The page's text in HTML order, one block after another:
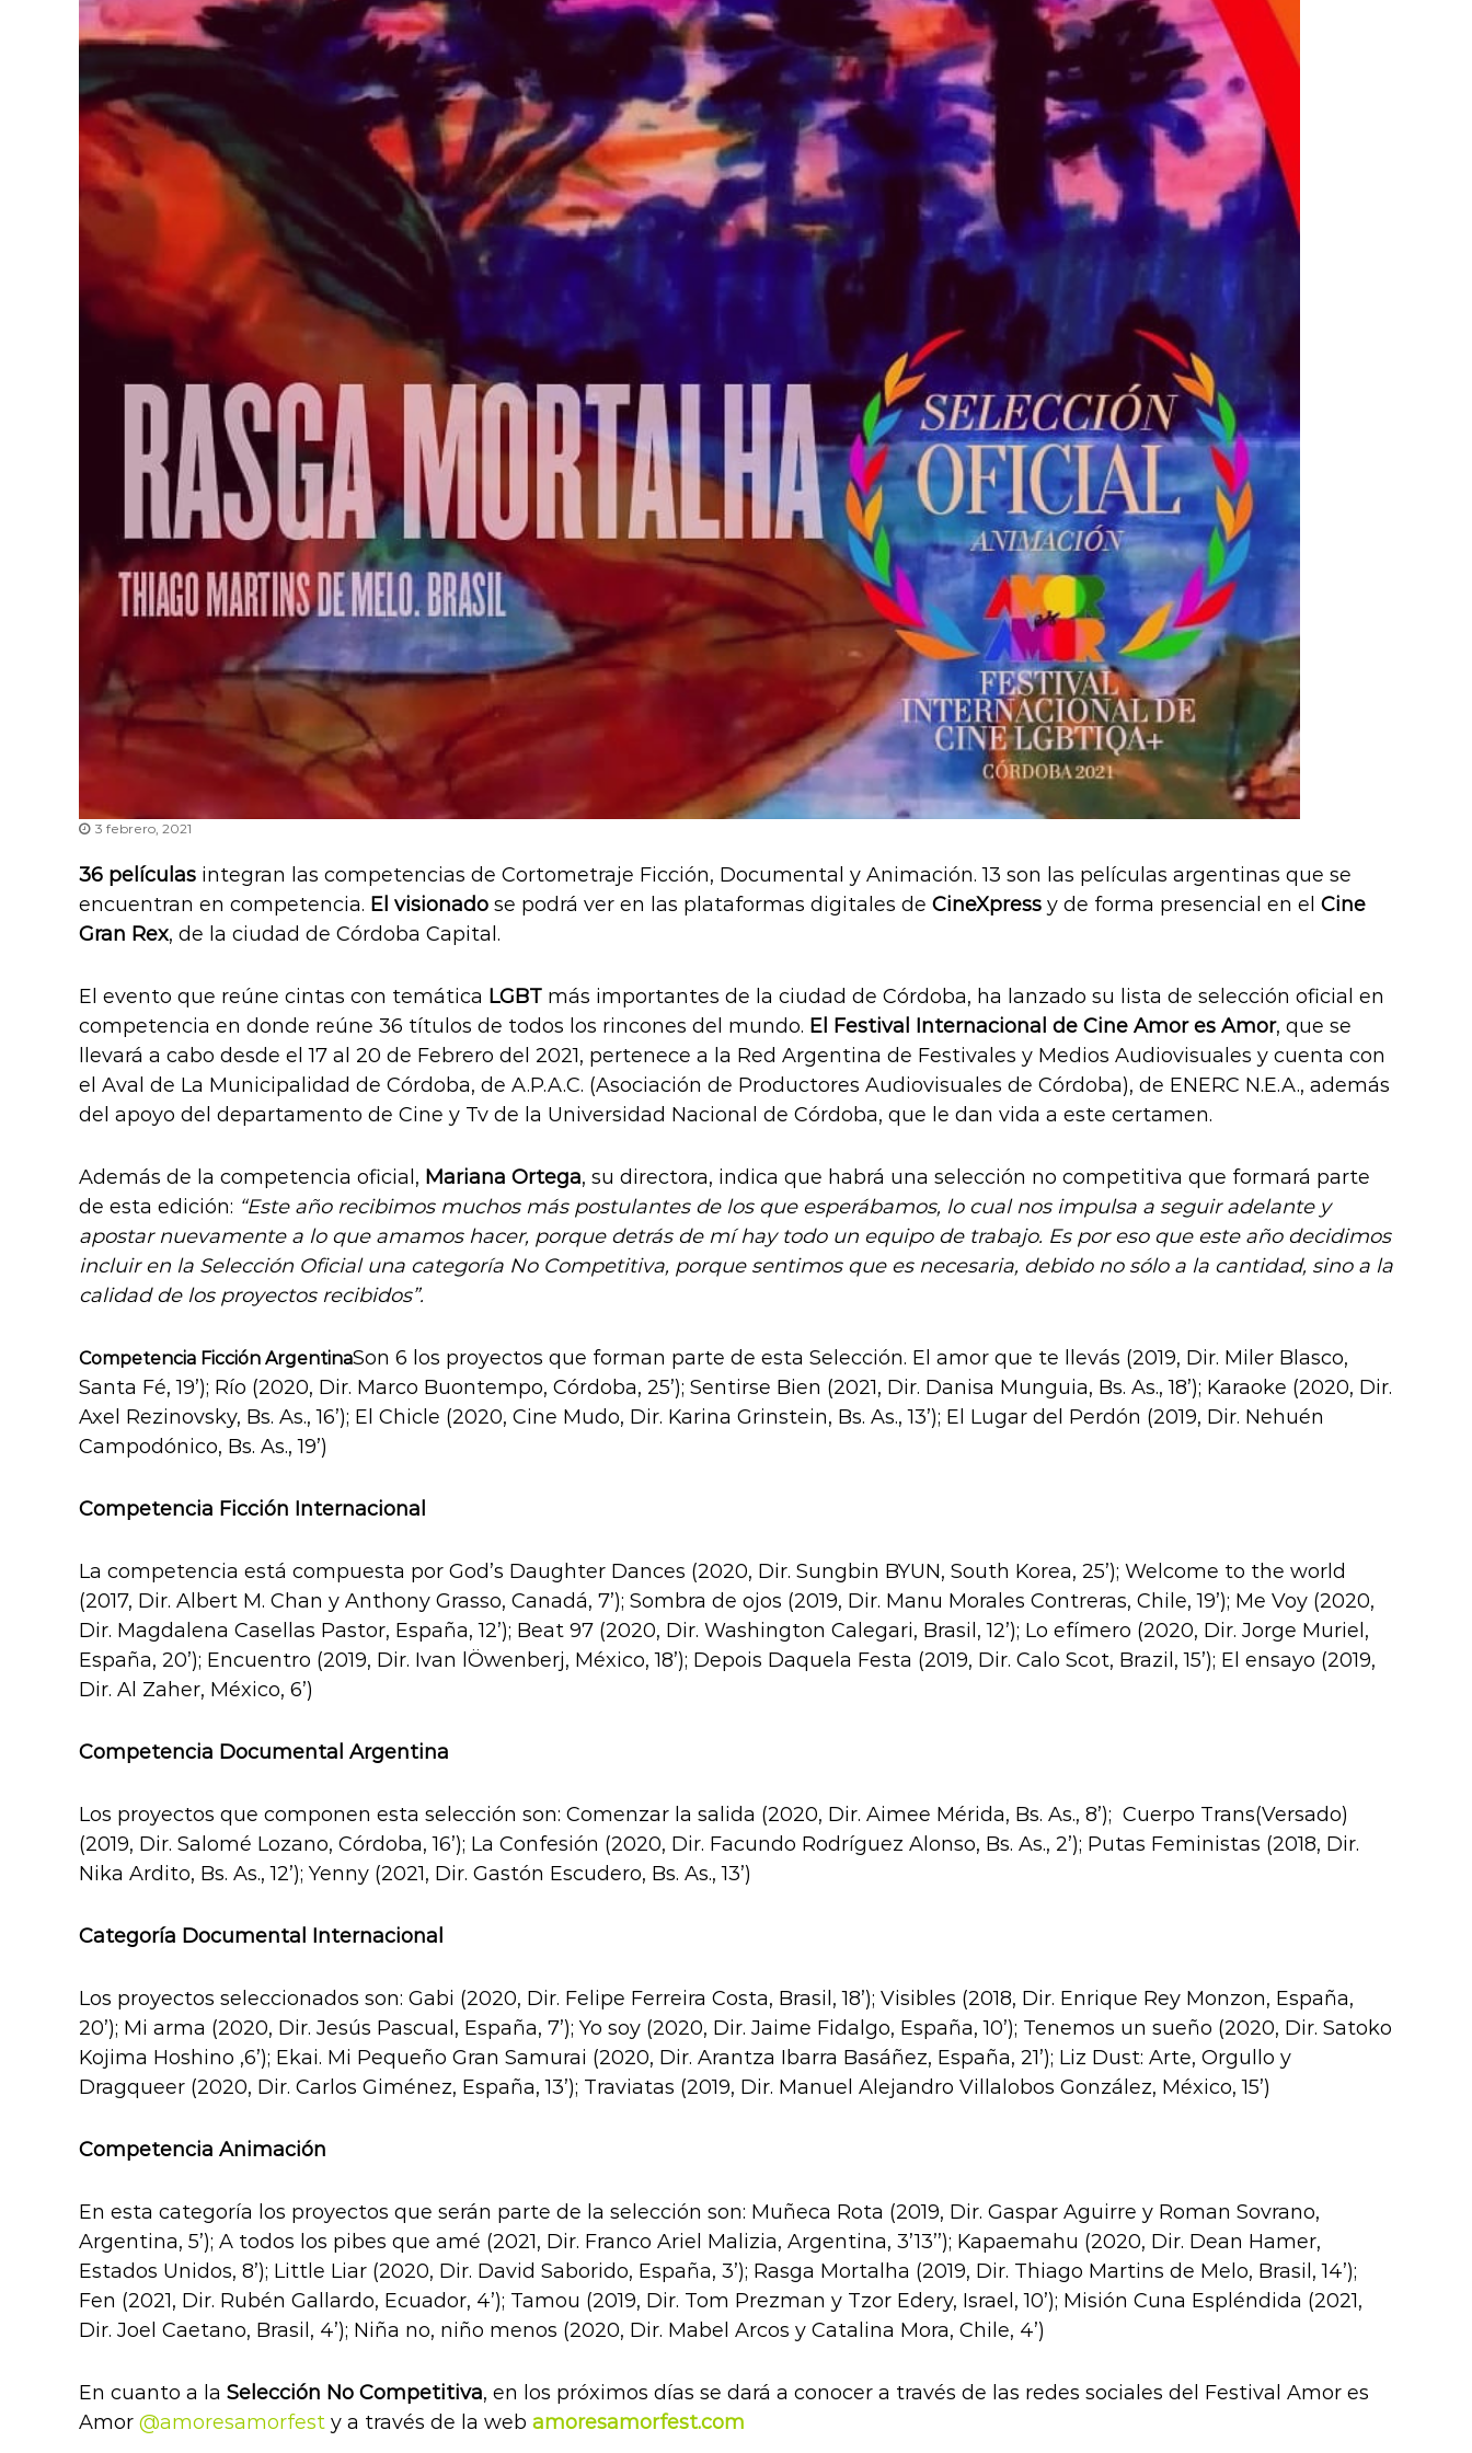
3 febrero, 2021
36 películas integran las competencias de Cortometraje Ficción, Documental y Animación. 13 son las películas argentinas que se
encuentran en competencia. El visionado se podrá ver en las plataformas digitales de CineXpress y de forma presencial en el Cine
Gran Rex, de la ciudad de Córdoba Capital.
El evento que reúne cintas con temática LGBT más importantes de la ciudad de Córdoba, ha lanzado su lista de selección oficial en
competencia en donde reúne 36 títulos de todos los rincones del mundo. El Festival Internacional de Cine Amor es Amor, que se
llevará a cabo desde el 17 al 20 de Febrero del 2021, pertenece a la Red Argentina de Festivales y Medios Audiovisuales y cuenta con
el Aval de La Municipalidad de Córdoba, de A.P.A.C. (Asociación de Productores Audiovisuales de Córdoba), de ENERC N.E.A., además
del apoyo del departamento de Cine y Tv de la Universidad Nacional de Córdoba, que le dan vida a este certamen.
Además de la competencia oficial, Mariana Ortega, su directora, indica que habrá una selección no competitiva que formará parte
de esta edición: “Este año recibimos muchos más postulantes de los que esperábamos, lo cual nos impulsa a seguir adelante y
apostar nuevamente a lo que amamos hacer, porque detrás de mí hay todo un equipo de trabajo. Es por eso que este año decidimos
incluir en la Selección Oficial una categoría No Competitiva, porque sentimos que es necesaria, debido no sólo a la cantidad, sino a la
calidad de los proyectos recibidos”.
Competencia Ficción ArgentinaSon 6 los proyectos que forman parte de esta Selección. El amor que te llevás (2019, Dir. Miler Blasco,
Santa Fé, 19’); Río (2020, Dir. Marco Buontempo, Córdoba, 25’); Sentirse Bien (2021, Dir. Danisa Munguia, Bs. As., 18’); Karaoke (2020, Dir.
Axel Rezinovsky, Bs. As., 16’); El Chicle (2020, Cine Mudo, Dir. Karina Grinstein, Bs. As., 13’); El Lugar del Perdón (2019, Dir. Nehuén
Campodónico, Bs. As., 19’)
Competencia Ficción Internacional
La competencia está compuesta por God’s Daughter Dances (2020, Dir. Sungbin BYUN, South Korea, 25’); Welcome to the world
(2017, Dir. Albert M. Chan y Anthony Grasso, Canadá, 7’); Sombra de ojos (2019, Dir. Manu Morales Contreras, Chile, 19’); Me Voy (2020,
Dir. Magdalena Casellas Pastor, España, 12’); Beat 97 (2020, Dir. Washington Calegari, Brasil, 12’); Lo efímero (2020, Dir. Jorge Muriel,
España, 20’); Encuentro (2019, Dir. Ivan lÖwenberj, México, 18’); Depois Daquela Festa (2019, Dir. Calo Scot, Brazil, 15’); El ensayo (2019,
Dir. Al Zaher, México, 6’)
Competencia Documental Argentina
Los proyectos que componen esta selección son: Comenzar la salida (2020, Dir. Aimee Mérida, Bs. As., 8’); Cuerpo Trans(Versado)
(2019, Dir. Salomé Lozano, Córdoba, 16’); La Confesión (2020, Dir. Facundo Rodríguez Alonso, Bs. As., 2’); Putas Feministas (2018, Dir.
Nika Ardito, Bs. As., 12’); Yenny (2021, Dir. Gastón Escudero, Bs. As., 13’)
Categoría Documental Internacional
Los proyectos seleccionados son: Gabi (2020, Dir. Felipe Ferreira Costa, Brasil, 18’); Visibles (2018, Dir. Enrique Rey Monzon, España,
20’); Mi arma (2020, Dir. Jesús Pascual, España, 7’); Yo soy (2020, Dir. Jaime Fidalgo, España, 10’); Tenemos un sueño (2020, Dir. Satoko
Kojima Hoshino ,6’); Ekai. Mi Pequeño Gran Samurai (2020, Dir. Arantza Ibarra Basáñez, España, 21’); Liz Dust: Arte, Orgullo y
Dragqueer (2020, Dir. Carlos Giménez, España, 13’); Traviatas (2019, Dir. Manuel Alejandro Villalobos González, México, 15’)
Competencia Animación
En esta categoría los proyectos que serán parte de la selección son: Muñeca Rota (2019, Dir. Gaspar Aguirre y Roman Sovrano,
Argentina, 5’); A todos los pibes que amé (2021, Dir. Franco Ariel Malizia, Argentina, 3’13’’); Kapaemahu (2020, Dir. Dean Hamer,
Estados Unidos, 8’); Little Liar (2020, Dir. David Saborido, España, 3’); Rasga Mortalha (2019, Dir. Thiago Martins de Melo, Brasil, 14’);
Fen (2021, Dir. Rubén Gallardo, Ecuador, 4’); Tamou (2019, Dir. Tom Prezman y Tzor Edery, Israel, 10’); Misión Cuna Espléndida (2021,
Dir. Joel Caetano, Brasil, 4’); Niña no, niño menos (2020, Dir. Mabel Arcos y Catalina Mora, Chile, 4’)
En cuanto a la Selección No Competitiva, en los próximos días se dará a conocer a través de las redes sociales del Festival Amor es
Amor @amoresamorfest y a través de la web amoresamorfest.com